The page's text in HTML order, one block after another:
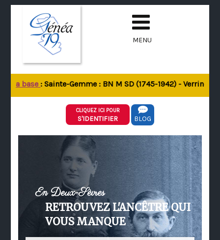
MENU
la base: Sainte-Gemme : BN M SD (1745-1942) - Verrines-
CLIQUEZ ICI POUR
S'IDENTIFIER BLOG
En Deux-Sèvres
RETROUVEZ L'ANCÊTRE QUI
VOUS MANQUE